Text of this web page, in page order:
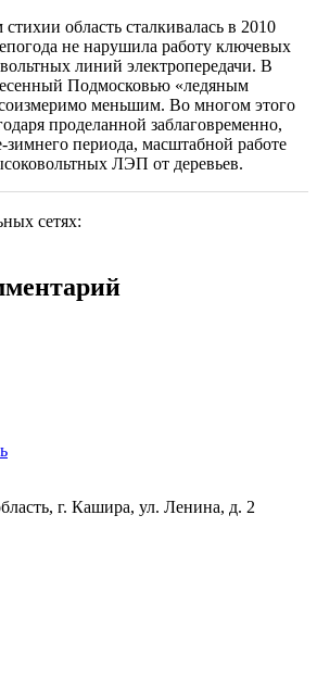
область сталкивалась в 2010
не нарушила работу ключевых
линий электропередачи. В
Подмосковью «ледяным
меньшим. Во многом этого
проделанной заблаговременно,
зимнего периода, масштабной работе
ЛЭП от деревьев.
сетях:
г. Кашира, ул. Ленина, д. 2